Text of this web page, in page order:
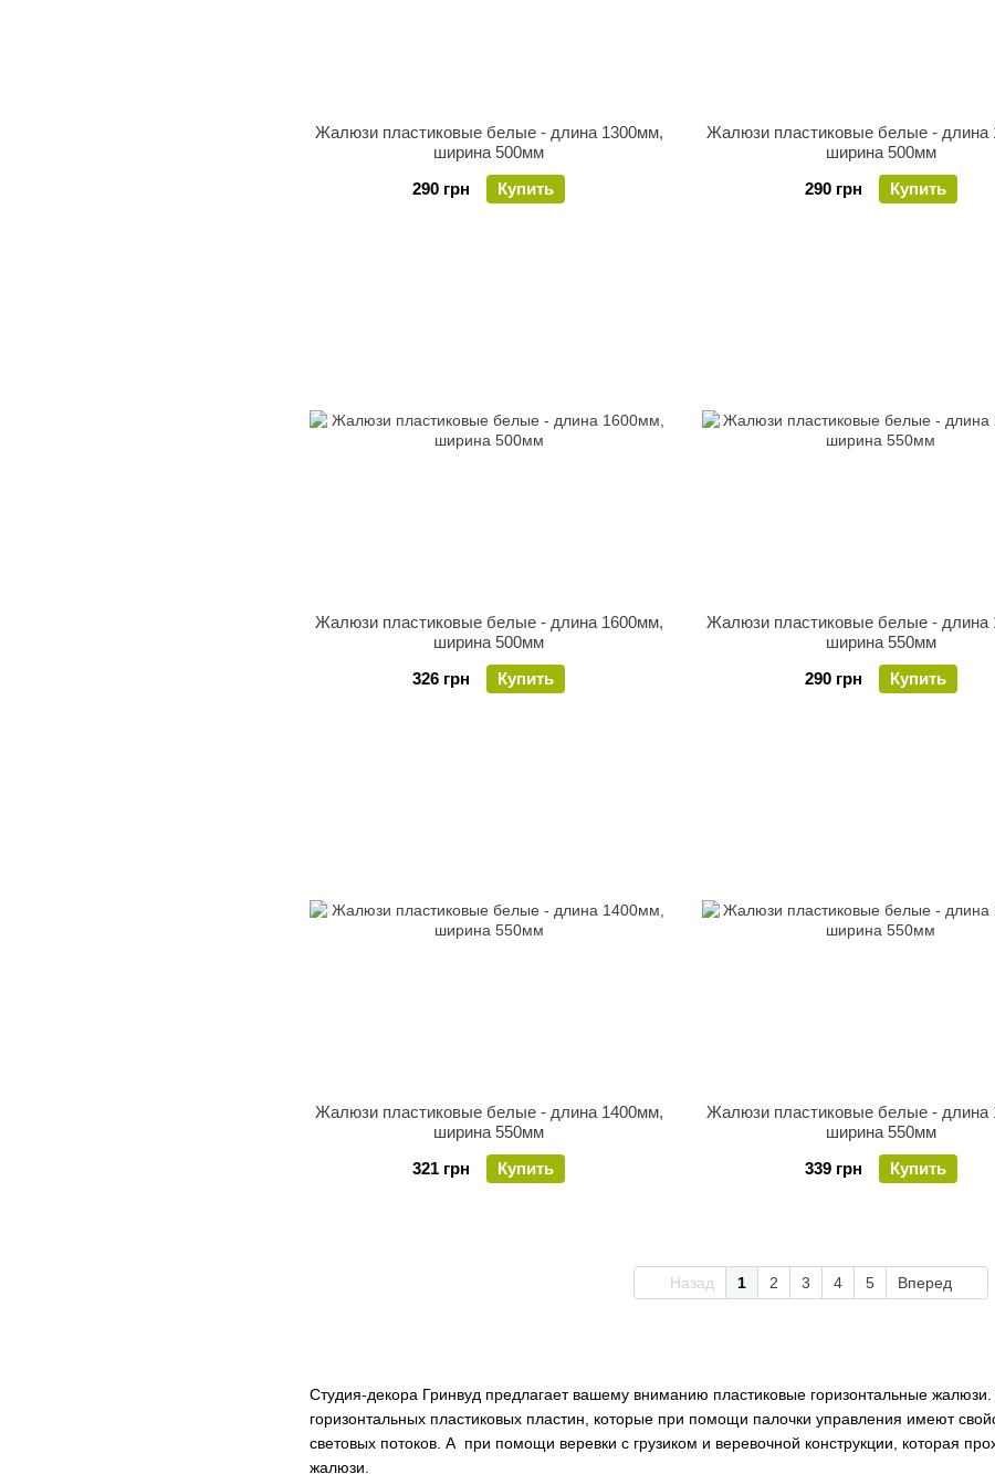
Студия-декора Гринвуд предлагает вашему вниманию пластиковые горизонтальные
горизонтальных пластиковых пластин, которые при помощи палочки управления имеют
световых потоков. А при помощи веревки с грузиком и веревочной конструкции, которая
жалюзи.
Жалюзи пластиковые белые - длина 1300мм,
ширина 500мм
290 грн
Купить
Жалюзи пластиковые белые - длина
ширина 500мм
290 грн
Купить
Жалюзи пластиковые белые - длина 1600мм,
ширина 500мм
326 грн
Купить
Жалюзи пластиковые белые - длина
ширина 550мм
290 грн
Купить
Жалюзи пластиковые белые - длина 1400мм,
ширина 550мм
321 грн
Купить
Жалюзи пластиковые белые - длина
ширина 550мм
339 грн
Купить
Назад 1 2 3 4 5 Вперед